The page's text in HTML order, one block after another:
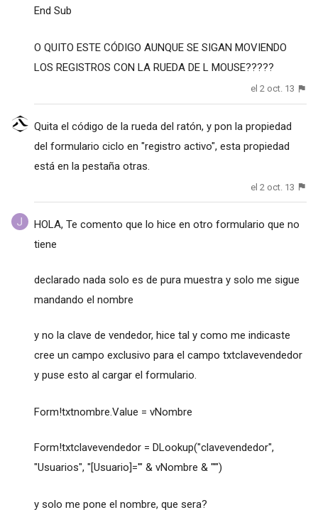
End Sub
O QUITO ESTE CÓDIGO AUNQUE SE SIGAN MOVIENDO
LOS REGISTROS CON LA RUEDA DE L MOUSE?????
el 2 oct. 13
Quita el código de la rueda del ratón, y pon la propiedad
del formulario ciclo en "registro activo", esta propiedad
está en la pestaña otras.
el 2 oct. 13
HOLA, Te comento que lo hice en otro formulario que no
tiene
declarado nada solo es de pura muestra y solo me sigue
mandando el nombre
y no la clave de vendedor, hice tal y como me indicaste
cree un campo exclusivo para el campo txtclavevendedor
y puse esto al cargar el formulario.
Form!txtnombre.Value = vNombre
Form!txtclavevendedor = DLookup("clavevendedor",
"Usuarios", "[Usuario]='" & vNombre & "'")
y solo me pone el nombre, que sera?